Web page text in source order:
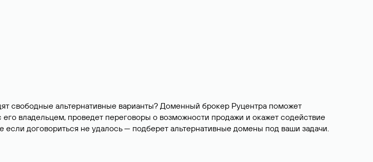
свободные альтернативные варианты? Доменный брокер Руцентра поможет
владельцем, проведет переговоры о возможности продажи и окажет содействие
договориться не удалось — подберет альтернативные домены под ваши задачи.